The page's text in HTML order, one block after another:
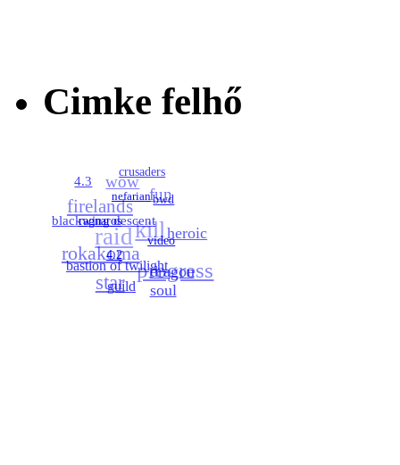
Cimke felhő
nefarian
ragnaros
4.2
crusaders
4.3
blackwing descent
bastion of twilight
guild
dragon soul
heroic
fun
wow
firelands
rokakoma
star
progress
kill
raid